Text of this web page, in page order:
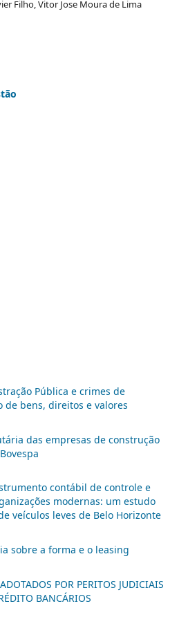
Filho, Vitor Jose Moura de Lima
Pública e crimes de
de bens, direitos e valores
das empresas de construção
contábil de controle e
modernas: um estudo
veículos leves de Belo Horizonte
sobre a forma e o leasing
POR PERITOS JUDICIAIS
BANCÁRIOS